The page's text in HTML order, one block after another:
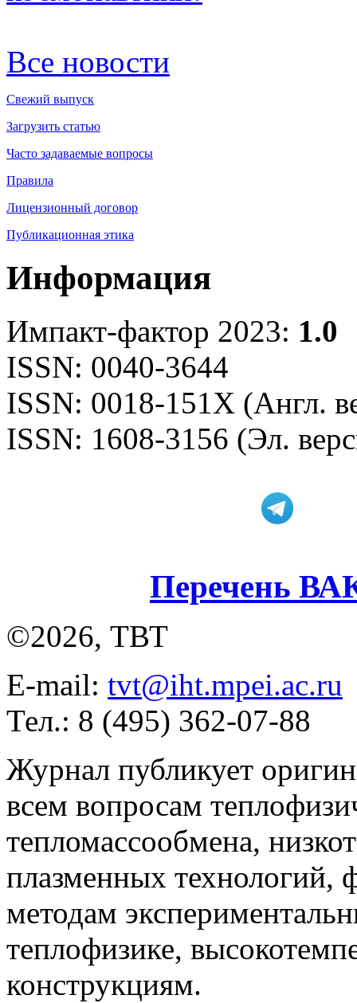
Все новости
Свежий выпуск
Загрузить статью
Часто задаваемые вопросы
Правила
Лицензионный договор
Публикационная этика
Информация
Импакт-фактор 2023: 1.0
ISSN: 0040-3644
ISSN: 0018-151X (Англ.
ISSN: 1608-3156 (Эл.
Перечень
©2026, ТВТ
E-mail: tvt@iht.mpei.ac.ru
Тел.: 8 (495) 362-07-88
Журнал публикует
всем вопросам
тепломассообмена,
плазменных технологий,
методам
теплофизике,
конструкциям.